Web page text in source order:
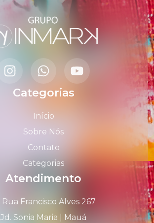
Categorias
Início
Sobre Nós
Contato
Categorias
Atendimento
Rua Francisco Alves 267
Jd. Sonia Maria | Mauá